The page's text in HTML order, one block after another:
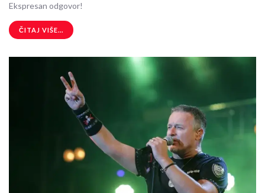
Ekspresan odgovor!
ČITAJ VIŠE...